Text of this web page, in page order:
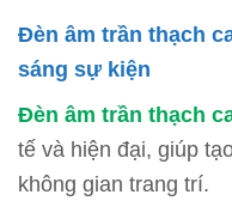
Đèn âm trần thạch
sáng sự kiện
Đèn âm trần thạch
tế và hiện đại, giúp
không gian trang trí.